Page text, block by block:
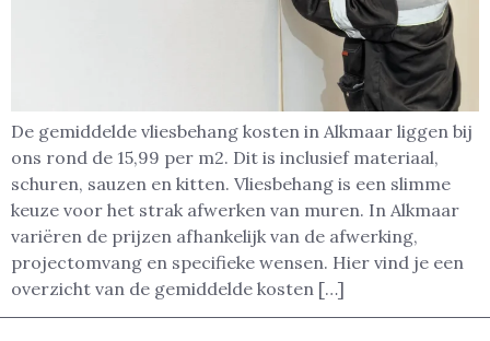
De gemiddelde vliesbehang kosten in Alkmaar liggen bij
ons rond de 15,99 per m2. Dit is inclusief materiaal,
schuren, sauzen en kitten. Vliesbehang is een slimme
keuze voor het strak afwerken van muren. In Alkmaar
variëren de prijzen afhankelijk van de afwerking,
projectomvang en specifieke wensen. Hier vind je een
overzicht van de gemiddelde kosten […]